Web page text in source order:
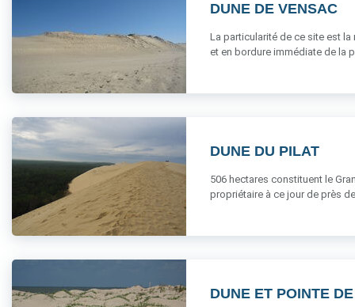
DUNE DE VENSAC
La particularité de ce site est
et en bordure immédiate de la
DUNE DU PILAT
506 hectares constituent le
propriétaire à ce jour de près
DUNE ET POINTE